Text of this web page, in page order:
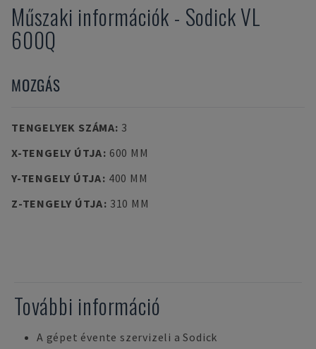
Műszaki információk - SodickVL
600Q
MOZGÁS
TENGELYEK SZÁMA: 3
X-TENGELY ÚTJA: 600 MM
Y-TENGELY ÚTJA: 400 MM
Z-TENGELY ÚTJA: 310 MM
További információ
A gépet évente szervizeli a Sodick